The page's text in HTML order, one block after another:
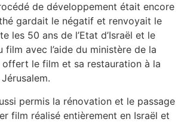
de développement était encore
gardait le négatif et renvoyait le
les 50 ans de l’Etat d’Israël et le
film avec l’aide du ministère de la
offert le film et sa restauration à la
permis la rénovation et le passage
film réalisé entièrement en Israël et